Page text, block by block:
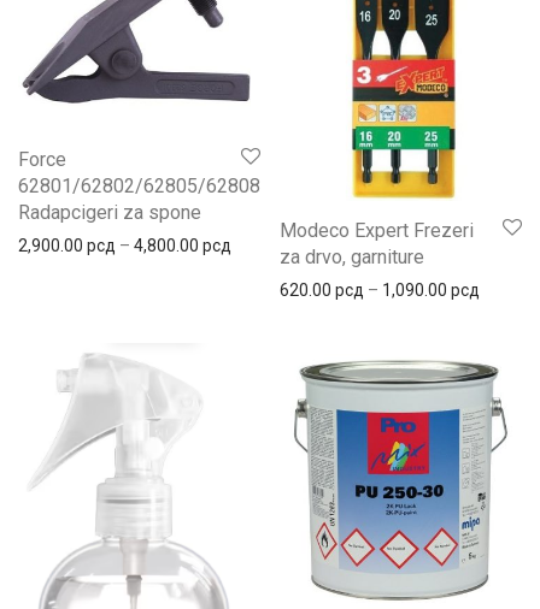
Force
62801/62802/62805/6280817
Radapcigeri za spone
2,900.00 рсд – 4,800.00 рсд
Modeco Expert Frezeri
za drvo, garniture
620.00 рсд – 1,090.00 рсд